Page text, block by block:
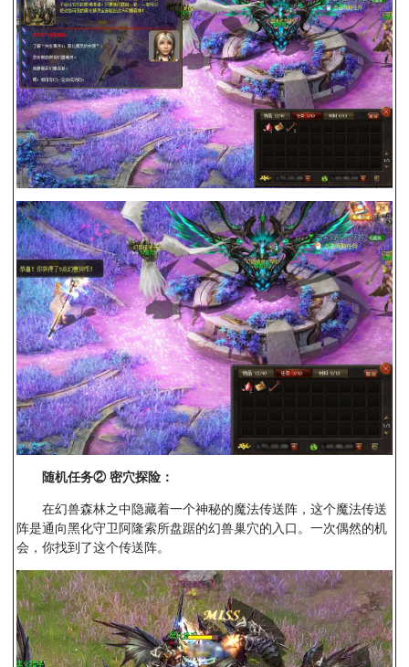
随机任务② 密穴探险：
在幻兽森林之中隐藏着一个神秘的魔法传送阵，这个魔法传送
阵是通向黑化守卫阿隆索所盘踞的幻兽巢穴的入口。一次偶然的机
会，你找到了这个传送阵。